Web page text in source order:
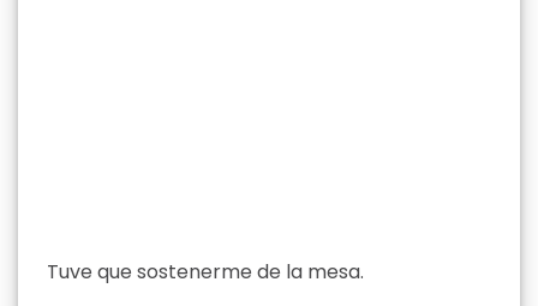
Tuve que sostenerme de la mesa.